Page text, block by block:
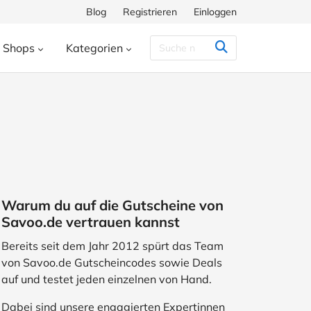
Blog Registrieren Einloggen
Shops
TUI WeightWatchers
Kategorien
Haustierbedarf
Sport Studenten
Wohnen & Garten
Warum du auf die Gutscheine von
Savoo.de vertrauen kannst
Bereits seit dem Jahr 2012 spürt das Team
von Savoo.de Gutscheincodes sowie Deals
auf und testet jeden einzelnen von Hand.
Dabei sind unsere engagierten Expertinnen